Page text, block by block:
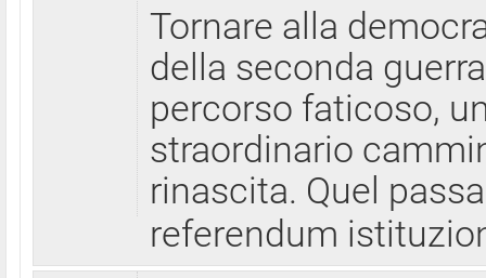
Tornare alla
della seconda
percorso faticoso,
straordinario
rinascita. Quel
referendum